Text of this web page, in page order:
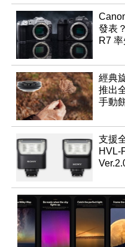
發表
R7
經典
推出
手動
支援
HVL-